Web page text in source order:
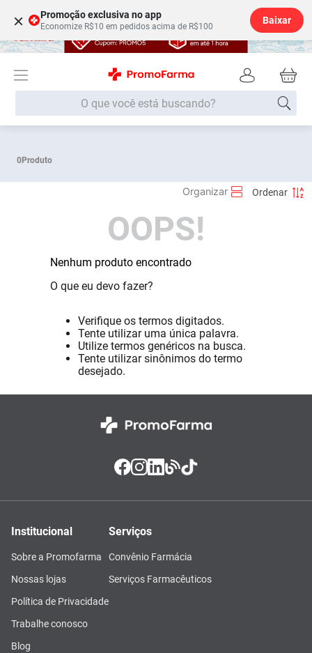
× Promoção exclusiva no app
Economize R$10 em pedidos acima de R$100
Baixar
O que você está buscando?
0Produto
OOPS!
Nenhum produto encontrado
O que eu devo fazer?
Verifique os termos digitados.
Tente utilizar uma única palavra.
Utilize termos genéricos na busca.
Tente utilizar sinônimos do termo
desejado.
Institucional
Sobre a Promofarma
Nossas lojas
Política de Privacidade
Trabalhe conosco
Blog
Serviços
Convênio Farmácia
Serviços Farmacêuticos
Fralda G
Desodorante
Absorvente
Pampers Confort Sec
Lavitan